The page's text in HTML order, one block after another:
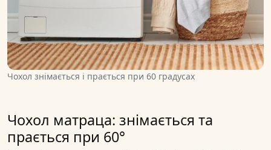
Чохол знімається і прається при 60 градусах
Чохол матраца: знімається та
прається при 60°